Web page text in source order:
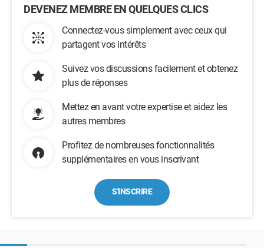
DEVENEZ MEMBRE EN QUELQUES CLICS
Connectez-vous simplement avec ceux qui
partagent vos intérêts
Suivez vos discussions facilement et obtenez
plus de réponses
Mettez en avant votre expertise et aidez les
autres membres
Profitez de nombreuses fonctionnalités
supplémentaires en vous inscrivant
S'INSCRIRE